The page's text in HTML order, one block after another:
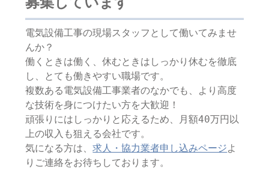
電気設備工事の現場スタッフとして働いてみませ
んか？
働くときは働く、休むときはしっかり休むを徹底
し、とても働きやすい職場です。
複数ある電気設備工事業者のなかでも、より高度
な技術を身につけたい方を大歓迎！
頑張りにはしっかりと応えるため、月額40万円以
上の収入も狙える会社です。
気になる方は、求人・協力業者申し込みページよ
りご連絡をお待ちしております。